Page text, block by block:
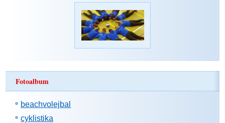
Fotoalbum
beachvolejbal
cyklistika